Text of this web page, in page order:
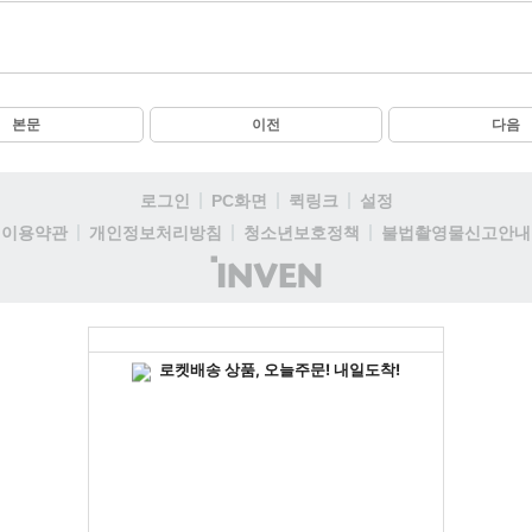
본문 이전 다음
로그인 PC화면 퀵링크
설정
이용약관
개인정보처리방침 청소년보호정책
불법촬영물신고안내
(주)
인